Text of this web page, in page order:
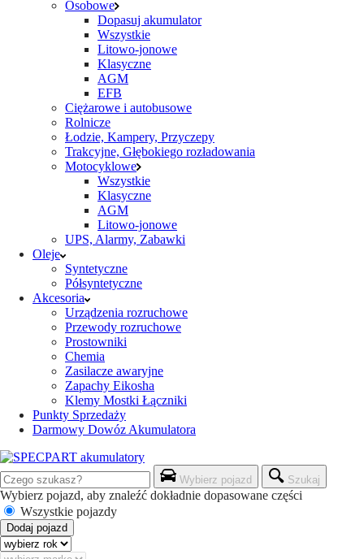
Osobowe
Dopasuj akumulator
Wszystkie
Litowo-jonowe
Klasyczne
AGM
EFB
Ciężarowe i autobusowe
Rolnicze
Łodzie, Kampery, Przyczepy
Trakcyjne, Głębokiego rozładowania
Motocyklowe
Wszystkie
Klasyczne
AGM
Litowo-jonowe
UPS, Alarmy, Zabawki
Oleje
Syntetyczne
Półsyntetyczne
Akcesoria
Urządzenia rozruchowe
Przewody rozruchowe
Prostowniki
Chemia
Zasilacze awaryjne
Zapachy Eikosha
Klemy Mostki Łączniki
Punkty Sprzedaży
Darmowy Dowóz Akumulatora
Wybierz pojazd Szukaj
Wybierz pojazd, aby znaleźć dokładnie dopasowane części
Wszystkie pojazdy
Dodaj pojazd